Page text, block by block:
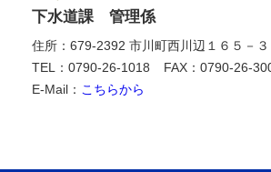
下水道課 管理係
住所：679-2392 市川町西川辺１６５－３
TEL：0790-26-1018
FAX：0790-26-
E-Mail： こちらから